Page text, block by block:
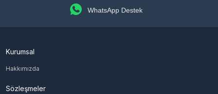
WhatsApp Destek
Kurumsal
Hakkımızda
Sözleşmeler